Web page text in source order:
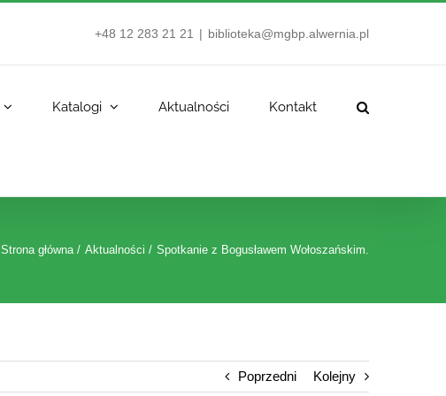
+48 12 283 21 21 | biblioteka@mgbp.alwernia.pl
Katalogi Aktualności Kontakt
Strona główna Aktualności Spotkanie z Bogusławem Wołoszańskim.
Poprzedni Kolejny